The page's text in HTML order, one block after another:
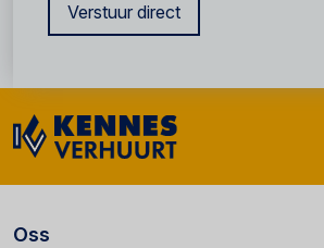
Verstuur direct
Oss